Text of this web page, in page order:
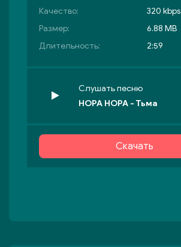
Качество:
320 kbps
Размер:
6.88 MB
Длительность:
2:59
Слушать песню
НОРА НОРА - Тьма
Скачать